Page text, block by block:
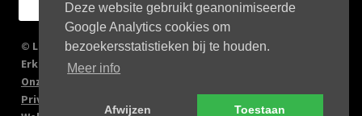
Deze website gebruikt geanonimiseerde
Google Analytics cookies om
bezoekersstatistieken bij te houden.
Meer info
Afwijzen Toestaan
© Link 4 Jobs 2023
Erkenningsnr: 2167/U
Onze verplichtingen
Privacy Policy